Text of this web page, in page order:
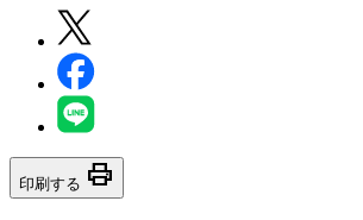
印刷する print